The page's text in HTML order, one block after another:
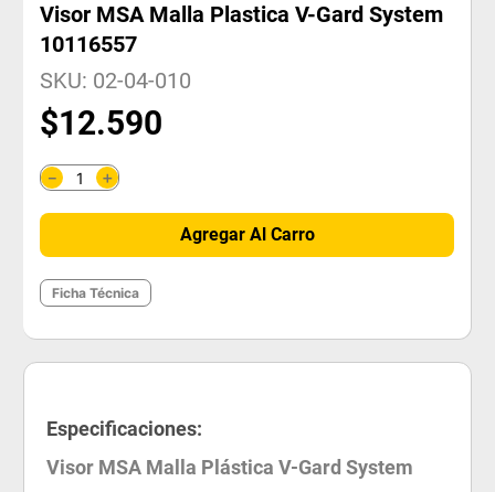
Visor MSA Malla Plastica V-Gard System
10116557
SKU: 02-04-010
$12.590
＋
－
Agregar Al Carro
Ficha Técnica
Especificaciones:
Visor MSA Malla Plástica V-Gard System